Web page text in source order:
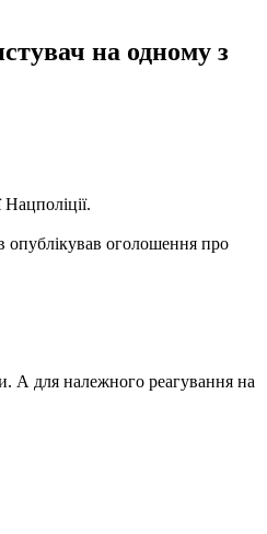
на одному з
опублікував оголошення про
А для належного реагування на